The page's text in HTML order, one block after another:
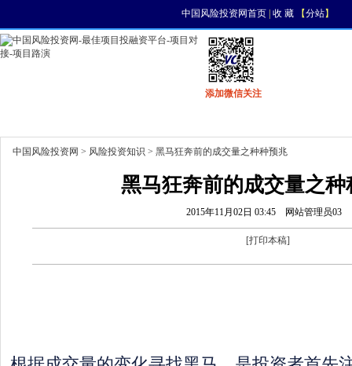
中国风险投资网首页| 收 藏【分站】
添加微信关注
中国风险投资网 > 风险投资知识 > 黑马狂奔前的成交量之种种预兆
黑马狂奔前的成交量之种
2015年11月02日 03:45 网站管理员03
[打印本稿]